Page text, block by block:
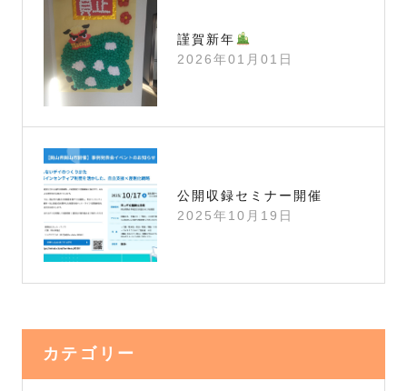
謹賀新年
2026年01月01日
公開収録セミナー開催
2025年10月19日
カテゴリー